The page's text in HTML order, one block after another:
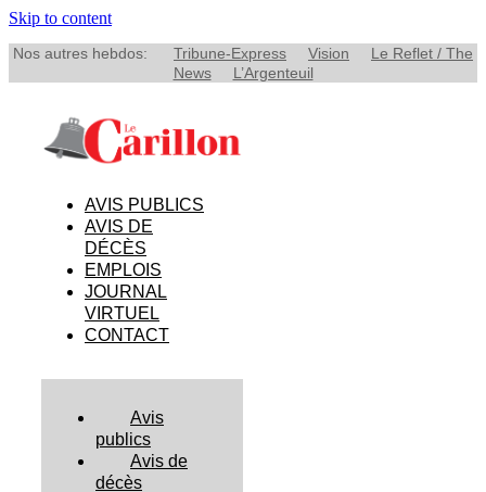
Skip to content
Nos autres hebdos: Tribune-Express Vision
Le Reflet / The
News
L’Argenteuil
AVIS PUBLICS
AVIS DE
DÉCÈS
EMPLOIS
JOURNAL
VIRTUEL
CONTACT
Avis
publics
Avis de
décès